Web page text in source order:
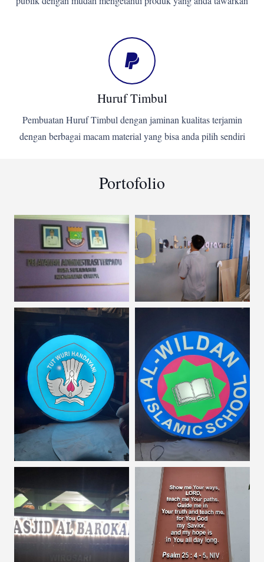
Huruf Timbul
Pembuatan Huruf Timbul dengan jaminan kualitas terjamin
dengan berbagai macam material yang bisa anda pilih sendiri
Portofolio